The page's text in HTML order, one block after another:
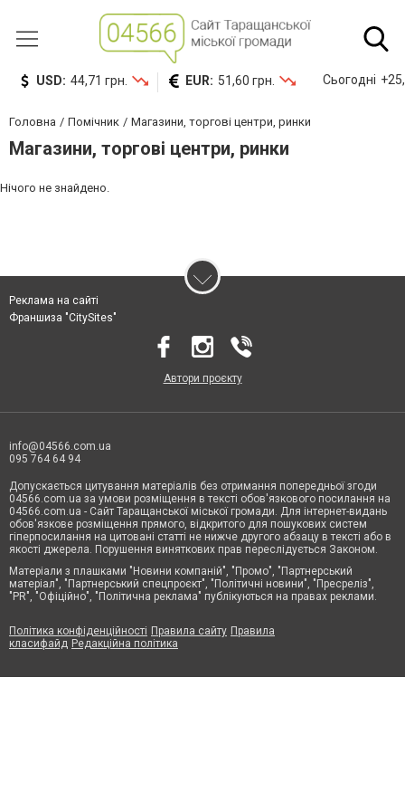
USD: 44,71 грн. EUR: 51,60 грн. Сьогодні
Головна Помічник Магазини, торгові центри, ринки
Магазини, торгові центри, ринки
Нічого не знайдено.
Реклама на сайті
Франшиза "CitySites"
Автори проєкту
info@04566.com.ua
095 764 64 94
Допускається цитування матеріалів без отримання попередньої згоди
04566.com.ua за умови розміщення в тексті обов'язкового посилання на
04566.com.ua - Cайт Таращанської міської громади. Для інтернет-видань
обов'язкове розміщення прямого, відкритого для пошукових систем
гіперпосилання на цитовані статті не нижче другого абзацу в тексті або в
якості джерела. Порушення виняткових прав переслідується Законом.
Матеріали з плашками "Новини компаній", "Промо", "Партнерський
матеріал", "Партнерський спецпроєкт", "Політичні новини", "Пресреліз",
"PR", "Офіційно", "Політична реклама" публікуються на правах реклами.
Політика конфіденційності Правила сайту Правила
класифайд Редакційна політика